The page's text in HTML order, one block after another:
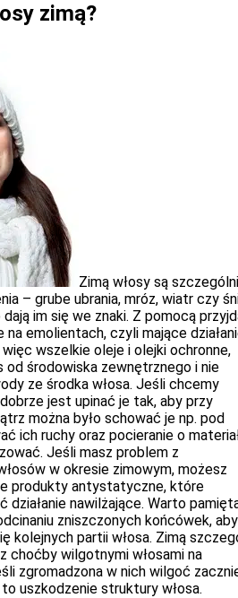
zimą?
Zimą włosy są
– grube ubrania, mróz, wiatr czy
im się we znaki. Z pomocą
emolientach, czyli mające
wszelkie oleje i olejki ochronne,
od środowiska zewnętrznego i nie
ze środka włosa. Jeśli chcemy
jest upinać je tak, aby przy
można było schować je np. pod
ich ruchy oraz pocieranie o
Jeśli masz problem z
w okresie zimowym, możesz
produkty antystatyczne, które
działanie nawilżające. Warto
zniszczonych końcówek, aby
kolejnych partii włosa. Zimą
choćby wilgotnymi włosami na
zgromadzona w nich wilgoć
uszkodzenie struktury włosa.